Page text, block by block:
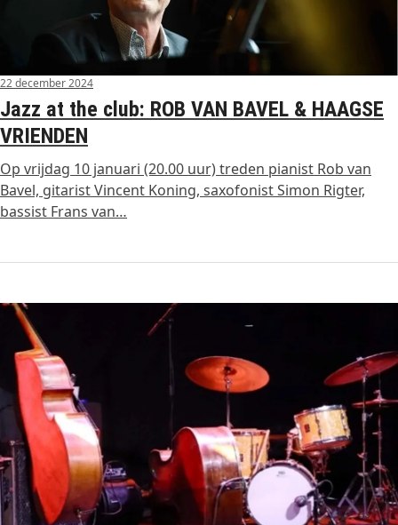
22 december 2024
Jazz at the club: ROB VAN BAVEL & HAAGSE
VRIENDEN
Op vrijdag 10 januari (20.00 uur) treden pianist Rob van
Bavel, gitarist Vincent Koning, saxofonist Simon Rigter,
bassist Frans van…